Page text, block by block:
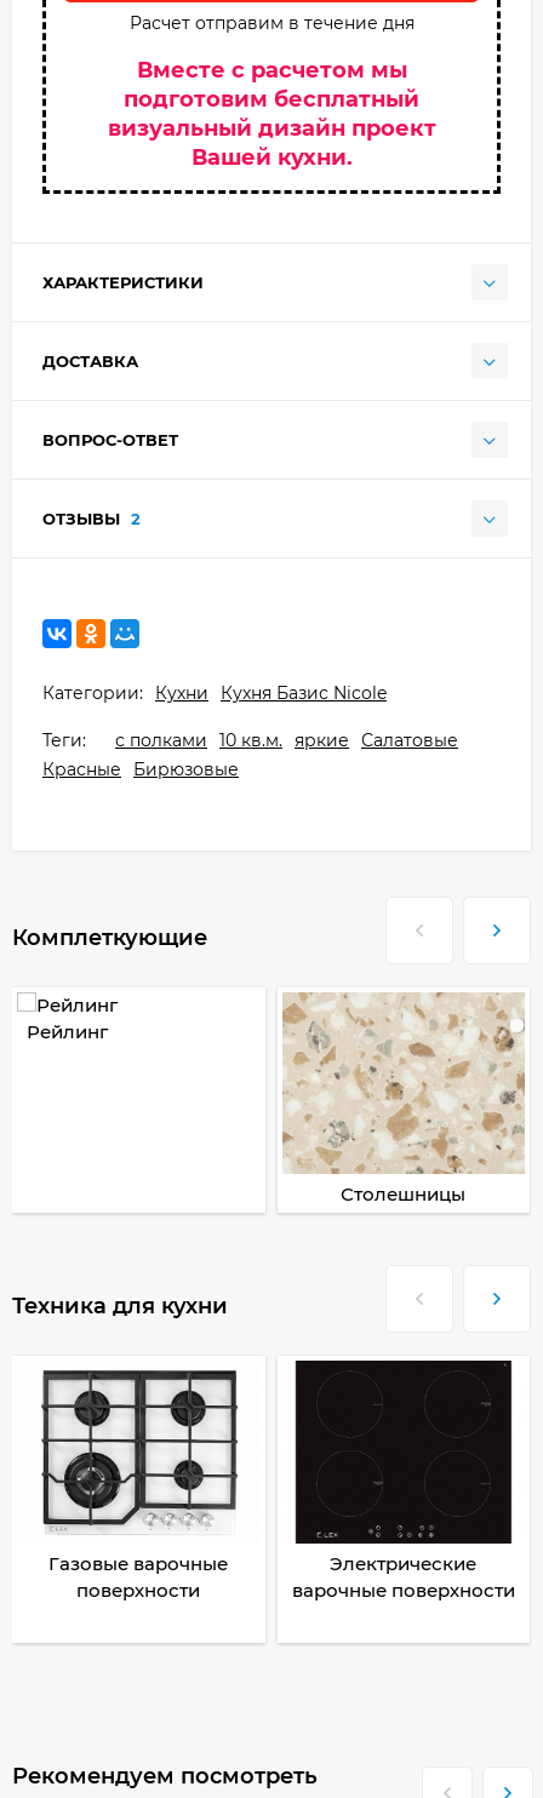
Расчет отправим в течение дня
Вместе с расчетом мы
подготовим бесплатный
визуальный дизайн проект
Вашей кухни.
ХАРАКТЕРИСТИКИ
ДОСТАВКА
ВОПРОС-ОТВЕТ
ОТЗЫВЫ 2
Категории: Кухни Кухня Базис Nicole
Теги: с полками 10 кв.м. яркие
Салатовые
Красные
Бирюзовые
Комплеткующие
Рейлинг
Столешницы
Техника для кухни
Газовые варочные
поверхности
Электрические
варочные поверхности
Рекомендуем посмотреть